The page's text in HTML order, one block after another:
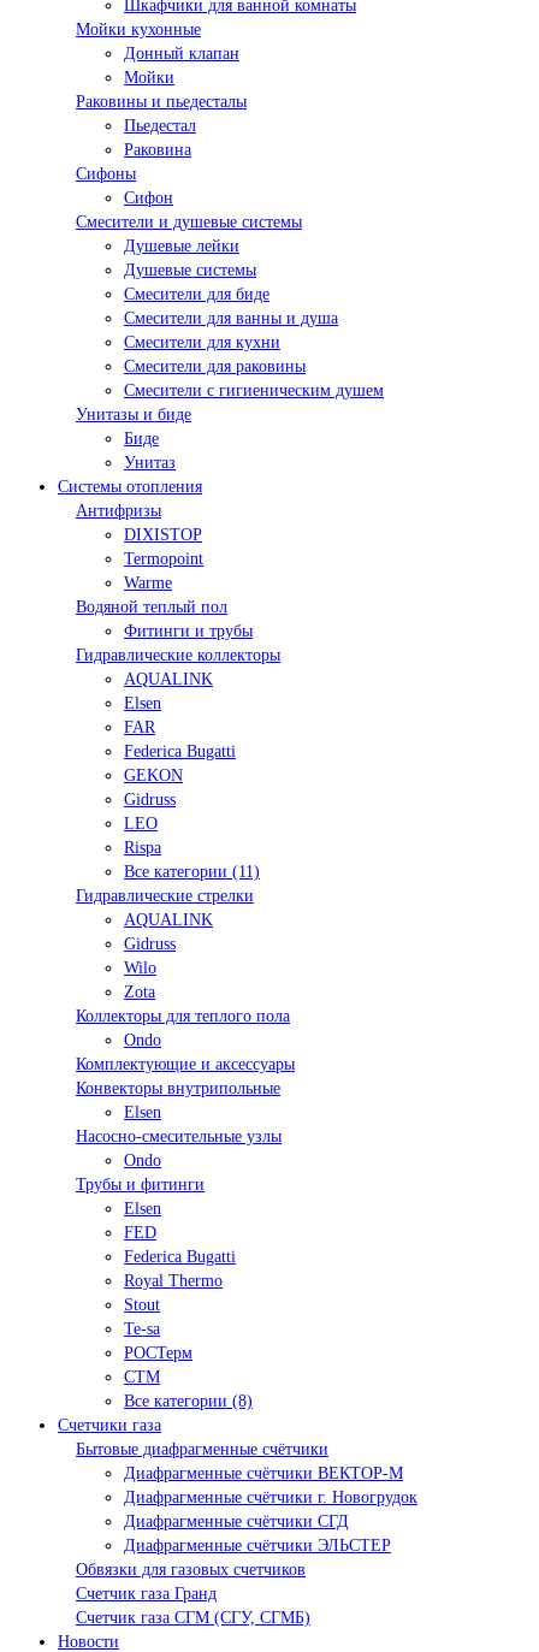
Шкафчики для ванной комнаты
Мойки кухонные
Донный клапан
Мойки
Раковины и пьедесталы
Пьедестал
Раковина
Сифоны
Сифон
Смесители и душевые системы
Душевые лейки
Душевые системы
Смесители для биде
Смесители для ванны и душа
Смесители для кухни
Смесители для раковины
Смесители с гигиеническим душем
Унитазы и биде
Биде
Унитаз
Системы отопления
Антифризы
DIXISTOP
Termopoint
Warme
Водяной теплый пол
Фитинги и трубы
Гидравлические коллекторы
AQUALINK
Elsen
FAR
Federica Bugatti
GEKON
Gidruss
LEO
Rispa
Все категории (11)
Гидравлические стрелки
AQUALINK
Gidruss
Wilo
Zota
Коллекторы для теплого пола
Ondo
Комплектующие и аксессуары
Конвекторы внутрипольные
Elsen
Насосно-смесительные узлы
Ondo
Трубы и фитинги
Elsen
FED
Federica Bugatti
Royal Thermo
Stout
Te-sa
РОСТерм
СТМ
Все категории (8)
Счетчики газа
Бытовые диафрагменные счётчики
Диафрагменные счётчики ВЕКТОР-М
Диафрагменные счётчики г. Новогрудок
Диафрагменные счётчики СГД
Диафрагменные счётчики ЭЛЬСТЕР
Обвязки для газовых счетчиков
Счетчик газа Гранд
Счетчик газа СГМ (СГУ, СГМБ)
Новости